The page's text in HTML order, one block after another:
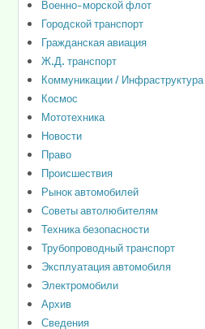
Военно-морской флот
Городской транспорт
Гражданская авиация
Ж.Д. транспорт
Коммуникации / Инфраструктура
Космос
Мототехника
Новости
Право
Происшествия
Рынок автомобилей
Советы автолюбителям
Техника безопасности
Трубопроводный транспорт
Эксплуатация автомобиля
Электромобили
Архив
Сведения